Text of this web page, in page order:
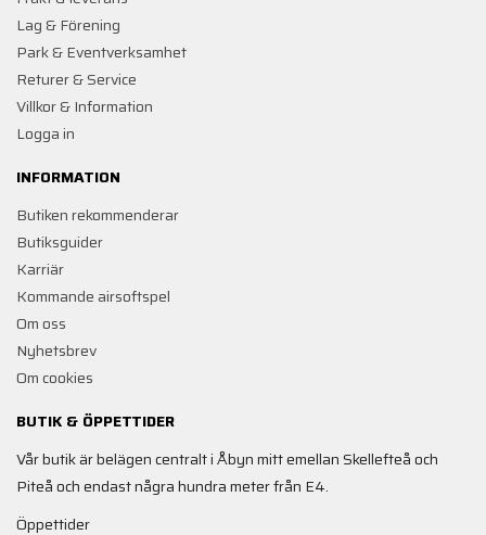
Lag & Förening
Park & Eventverksamhet
Returer & Service
Villkor & Information
Logga in
INFORMATION
Butiken rekommenderar
Butiksguider
Karriär
Kommande airsoftspel
Om oss
Nyhetsbrev
Om cookies
BUTIK & ÖPPETTIDER
Vår butik är belägen centralt i Åbyn mitt emellan Skellefteå och
Piteå och endast några hundra meter från E4.
Öppettider